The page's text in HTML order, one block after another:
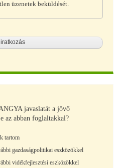
üzenetek beküldését.
javaslatát a jövő
az abban foglaltakkal?
tartom
gazdaságpolitikai eszközökkel
vidékfejlesztési eszközökkel